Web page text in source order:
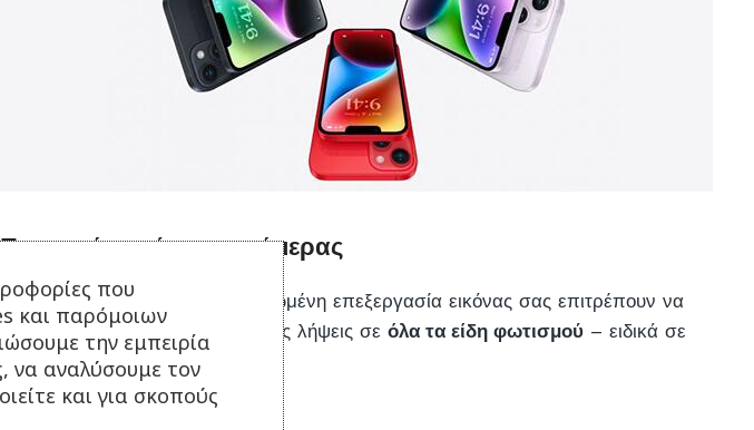
Προηγμένο σύστημα κάμερας
Η νέα κύρια κάμερα και η βελτιωμένη επεξεργασία εικόνας σας επιτρέπουν να
τραβάτε ακόμα πιο εντυπωσιακές λήψεις σε όλα τα είδη φωτισμού – ειδικά σε
συνθήκες χαμηλού φωτισμού.
Ομαλό βίντεο με το χέρι
που
και παρόμοιων
την εμπειρία
να αναλύσουμε τον
και για σκοπούς